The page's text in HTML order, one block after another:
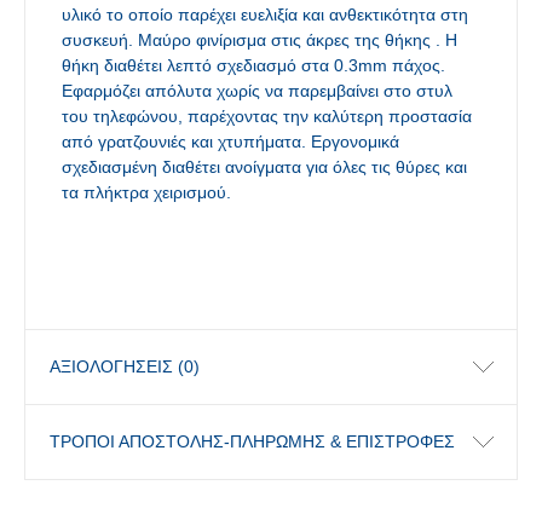
υλικό το οποίο παρέχει ευελιξία και ανθεκτικότητα στη
συσκευή. Μαύρο φινίρισμα στις άκρες της θήκης . Η
θήκη διαθέτει λεπτό σχεδιασμό στα 0.3mm πάχος.
Εφαρμόζει απόλυτα χωρίς να παρεμβαίνει στο στυλ
του τηλεφώνου, παρέχοντας την καλύτερη προστασία
από γρατζουνιές και χτυπήματα. Εργονομικά
σχεδιασμένη διαθέτει ανοίγματα για όλες τις θύρες και
τα πλήκτρα χειρισμού.
ΑΞΙΟΛΟΓΉΣΕΙΣ (0)
ΤΡΟΠΟΙ ΑΠΟΣΤΟΛΗΣ-ΠΛΗΡΩΜΗΣ & ΕΠΙΣΤΡΟΦΕΣ